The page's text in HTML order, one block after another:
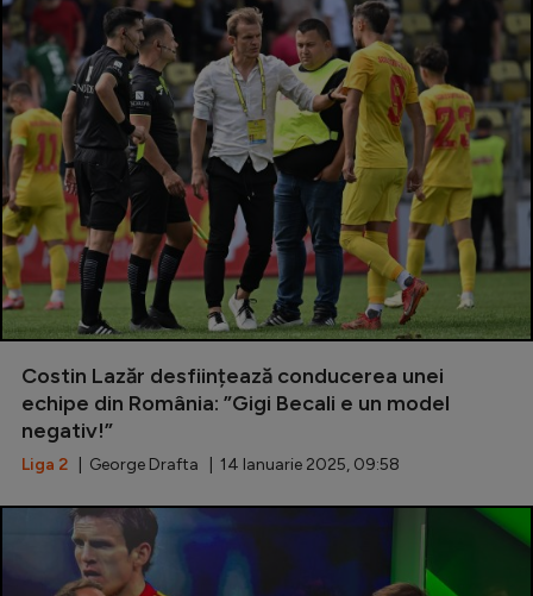
Costin Lazăr desființează conducerea unei
echipe din România: ”Gigi Becali e un model
negativ!”
Liga 2 | George Drafta | 14 Ianuarie 2025, 09:58